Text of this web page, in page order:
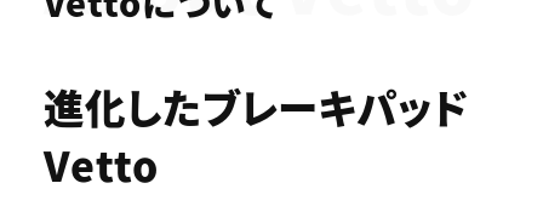
進化したブレーキパッド
Vetto